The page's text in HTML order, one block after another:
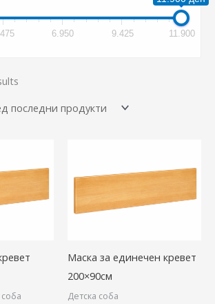
6.950 9.425 11.900
Маска за единечен кревет
200×90см
Детска соба